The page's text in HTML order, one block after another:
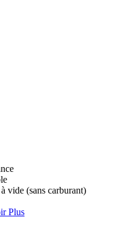
vide (sans carburant)
Plus